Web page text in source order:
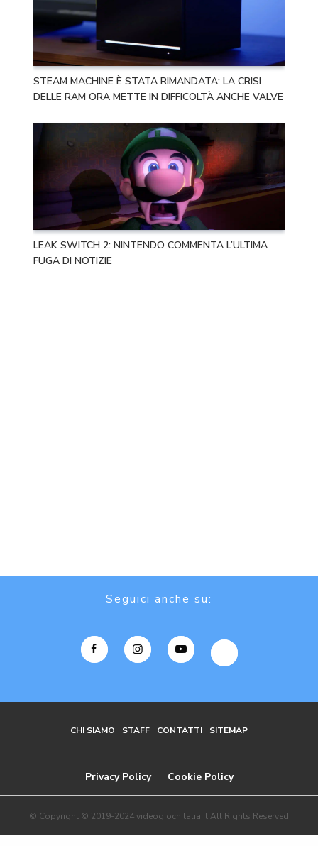
STEAM MACHINE È STATA RIMANDATA: LA CRISI
DELLE RAM ORA METTE IN DIFFICOLTÀ ANCHE VALVE
LEAK SWITCH 2: NINTENDO COMMENTA L’ULTIMA
FUGA DI NOTIZIE
Seguici anche su:
CHI SIAMO STAFF CONTATTI SITEMAP
Privacy Policy Cookie Policy
© Copyright © 2019-2024 videogiochitalia.it All Rights Reserved